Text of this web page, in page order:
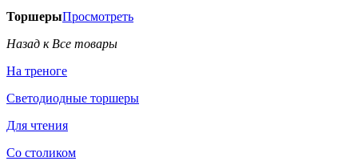
ТоршерыПросмотреть
Назад к Все товары
На треноге
Светодиодные торшеры
Для чтения
Со столиком